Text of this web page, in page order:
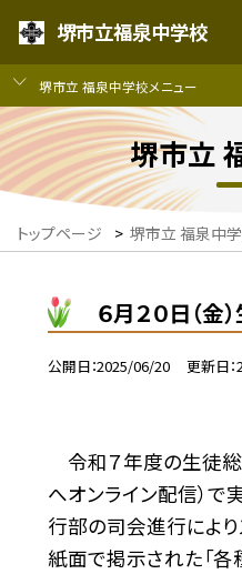
堺市立福泉中学校
堺市立 福泉中学校メニュー
堺市立
トップページ > 堺市立 福泉中
６月２０日（金
公開日 2025/06/20 更新日
令和７年度の生徒総
へオンライン配信）で
行部の司会進行によ
紙面で掲示された「各